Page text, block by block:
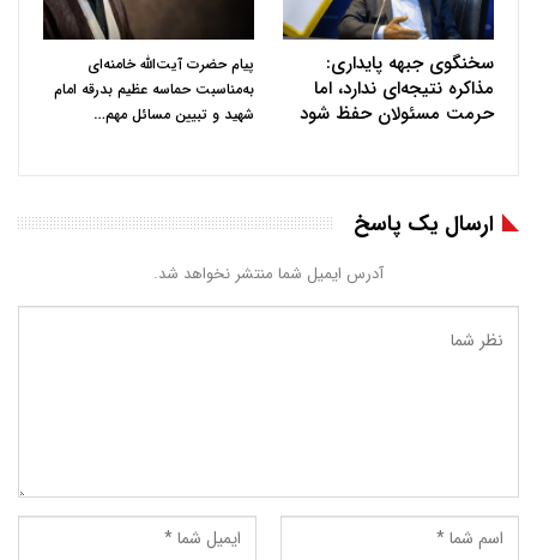
سخنگوی جبهه پایداری:
مذاکره نتیجه‌ای ندارد، اما
حرمت مسئولان حفظ شود
پیام حضرت آیت‌الله خامنه‌ای
به‌مناسبت حماسه عظیم بدرقه امام
شهید و تبیین مسائل مهم…
ارسال یک پاسخ
آدرس ایمیل شما منتشر نخواهد شد.